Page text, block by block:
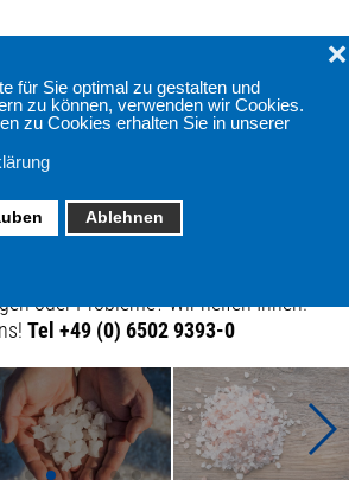
oder Probleme? Wir helfen Ihnen!
Tel +49 (0) 6502 9393-0